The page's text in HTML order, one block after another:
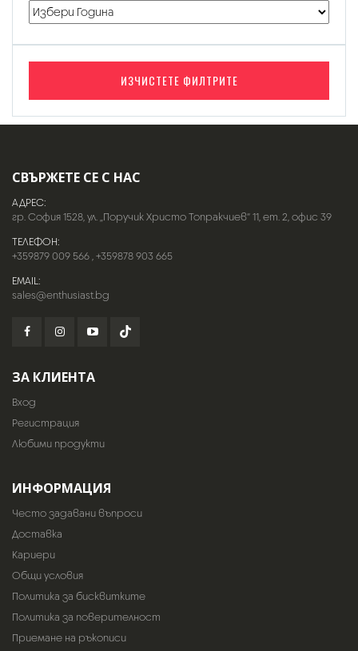
ИЗЧИСТЕТЕ ФИЛТРИТЕ
СВЪРЖЕТЕ СЕ С НАС
АДРЕС:
гр. София 1528, ул. „Поручик Христо Топракчиев“ 11, ет. 2, офис 39
ТЕЛЕФОН:
+359879 009 566,+359878 903 665
EMAIL:
sales@enthusiast.bg
ЗА КЛИЕНТА
Вход
Регистрация
Любими продукти
ИНФОРМАЦИЯ
Често задавани въпроси
Доставка
Кариери
Общи условия
Политика за бисквитките
Политика за поверителност
Приемане на ръкописи